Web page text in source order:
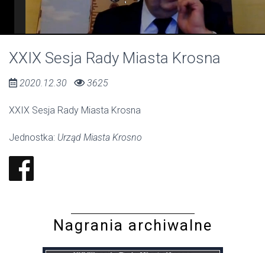
XXIX Sesja Rady Miasta Krosna
2020.12.30 3625
XXIX Sesja Rady Miasta Krosna
Jednostka: Urząd Miasta Krosno
Nagrania archiwalne